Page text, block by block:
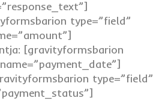
type=”field”
[gravityformsbarion
type=”field”